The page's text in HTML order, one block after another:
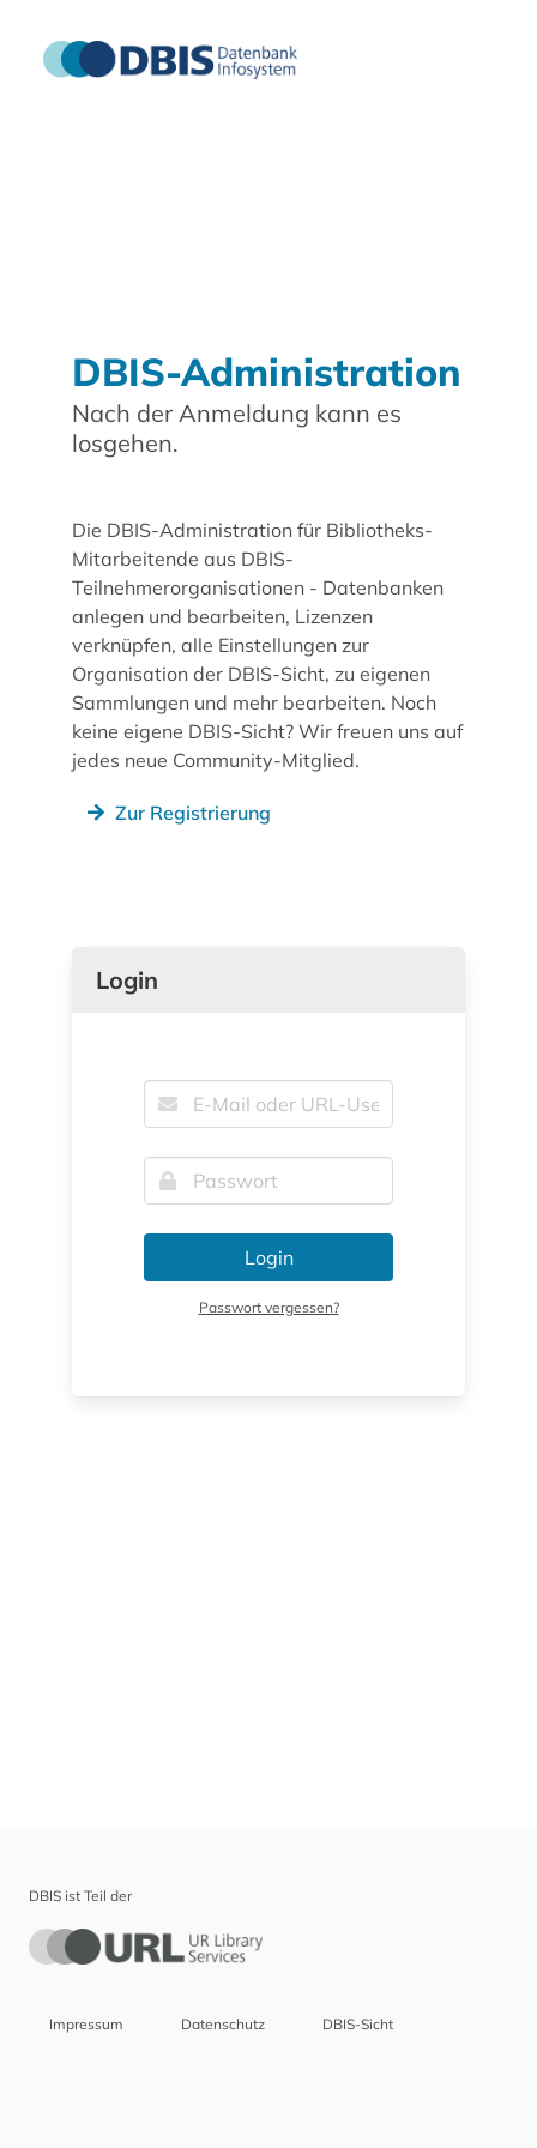
DBIS-Administration
Nach der Anmeldung kann es
losgehen.
Die DBIS-Administration für Bibliotheks-
Mitarbeitende aus DBIS-
Teilnehmerorganisationen - Datenbanken
anlegen und bearbeiten, Lizenzen
verknüpfen, alle Einstellungen zur
Organisation der DBIS-Sicht, zu eigenen
Sammlungen und mehr bearbeiten. Noch
keine eigene DBIS-Sicht? Wir freuen uns auf
jedes neue Community-Mitglied.
Zur Registrierung
Login
Login
Passwort vergessen?
DBIS ist Teil der
Impressum Datenschutz DBIS-Sicht